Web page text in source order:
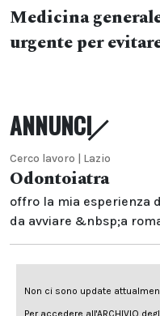
Medicina
urgente per
ANNUNCI
Cerco lavoro | Lazio
Odontoiatra
offro la mia esperienza
da avviare &nbsp;a